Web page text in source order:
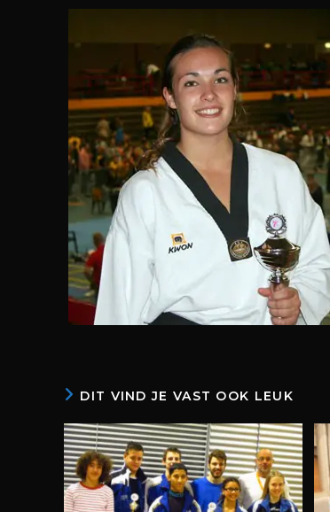
DIT VIND JE VAST OOK LEUK